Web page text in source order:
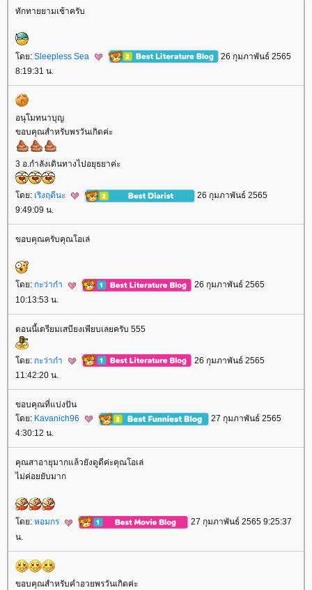
ทักทายยามเช้าครับ
ดย: Sleepless Sea
26 กุมภาพันธ์ 2565
8:19:31 น.
อนุโมทนาบุญ
ขอบคุณสำหรับพรวันเกิดค่ะ
3 อ.กำลังเดินทางไปอยุธยาค่ะ
ดย: เริงฤดีนะ
26 กุมภาพันธ์ 2565
9:49:09 น.
ขอบคุณครับคุณโอเล่
ดย: กะว่าก๋า
26 กุมภาพันธ์ 2565
10:13:53 น.
ตอนนี้เตรียมเสบียงเพียบเลยครับ 555
ดย: กะว่าก๋า
26 กุมภาพันธ์ 2565
11:42:20 น.
ขอบคุณที่แบ่งปัน
ดย: Kavanich96
27 กุมภาพันธ์ 2565
4:30:12 น.
คุณสาอายุมากแล้วยังดูดีค่ะคุณโอเล่
ไม่ค่อยยับมาก
ดย: หอมกร
27 กุมภาพันธ์ 2565 9:25:37
น.
ขอบคุณสำหรับคำอวยพรวันเกิดค่ะ